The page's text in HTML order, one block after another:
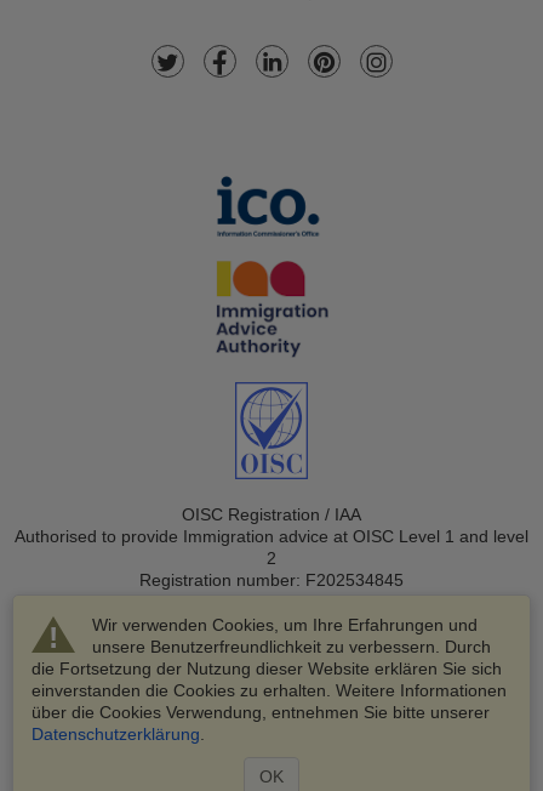
Wir verwenden Cookies, um Ihre Erfahrungen und
unsere Benutzerfreundlichkeit zu verbessern. Durch
die Fortsetzung der Nutzung dieser Website erklären Sie sich
einverstanden die Cookies zu erhalten. Weitere Informationen
über die Cookies Verwendung, entnehmen Sie bitte unserer
Datenschutzerklärung
OK
OISC Registration / IAA
Authorised to provide Immigration advice at OISC Level 1 and level
2
Registration number: F202534845
© 2003-2026 VisaHQ.com, Inc. Alle Rechte vorbehalten.
VisaHQ und das VisaHQ-Logo sind eingetragene Marken von
VisaHQ.com, Inc.